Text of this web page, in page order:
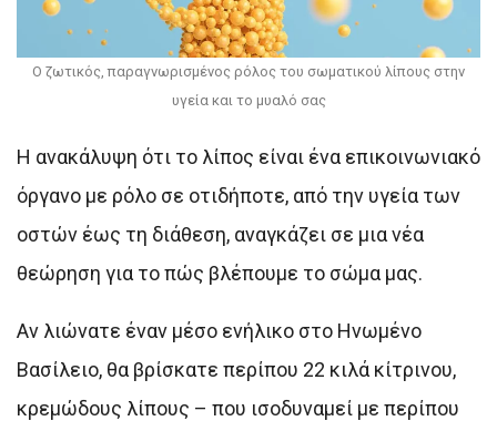
Ο ζωτικός, παραγνωρισμένος ρόλος του σωματικού λίπους στην
υγεία και το μυαλό σας
Η ανακάλυψη ότι το λίπος είναι ένα επικοινωνιακό
όργανο με ρόλο σε οτιδήποτε, από την υγεία των
οστών έως τη διάθεση, αναγκάζει σε μια νέα
θεώρηση για το πώς βλέπουμε το σώμα μας.
Αν λιώνατε έναν μέσο ενήλικο στο Ηνωμένο
Βασίλειο, θα βρίσκατε περίπου 22 κιλά κίτρινου,
κρεμώδους λίπους – που ισοδυναμεί με περίπου